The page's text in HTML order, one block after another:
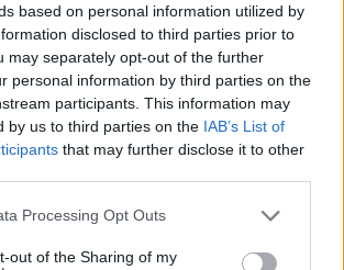
based on personal information utilized by
disclosed to third parties prior to
may separately opt-out of the further
personal information by third parties on the
participants. This information may
by us to third parties on the IAB’s List of
that may further disclose it to other
this website/app uses one or more Google
visit or usage behaviour. You may click to
Processing Opt Outs
out of the Sharing of my
uns, dass Samarkand “reiche
Name, der sich sowohl in der Größe der
der Dichte der Bevölkerung und der
Sie ist so alt wie Rom und gehört zum
mit einer geschützten Skyline, in
Stockwerke begrenzt sind. In der
aus mehr als hundert Nationalitäten,
einheitlichen Muster. Traditionen wie
und tierische Figuren tauchen in
zwei Bierbrauereien und eine große